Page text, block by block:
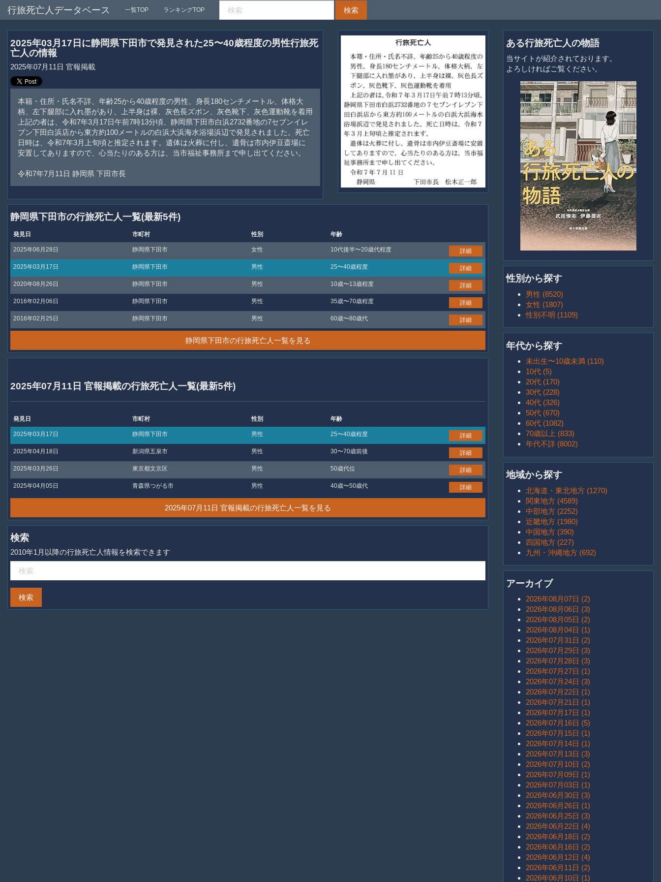
行旅死亡人データベース 一覧TOP ランキングTOP
2025年03月17日に静岡県下田市で発見された25〜40歳程度の男性行旅死
亡人の情報
2025年07月11日 官報掲載
本籍・住所・氏名不詳、年齢25から40歳程度の男性、身長180センチメートル、体格大
柄、左下腿部に入れ墨があり、上半身は裸、灰色長ズボン、灰色靴下、灰色運動靴を着用
上記の者は、令和7年3月17日午前7時13分頃、静岡県下田市白浜2732番地の7セブンイレ
ブン下田白浜店から東方約100メートルの白浜大浜海水浴場浜辺で発見されました。死亡
日時は、令和7年3月上旬頃と推定されます。遺体は火葬に付し、遺骨は市内伊豆斎場に
安置してありますので、心当たりのある方は、当市福祉事務所まで申し出てください。
令和7年7月11日 静岡県 下田市長
静岡県下田市の行旅死亡人一覧(最新5件)
発見日 市町村 性別 年齢
2025年06月28日 静岡県下田市 女性 10代後半〜20歳代程度 詳細
2025年03月17日 静岡県下田市 男性 25〜40歳程度 詳細
2020年08月26日 静岡県下田市 男性 10歳〜13歳程度 詳細
2016年02月06日 静岡県下田市 男性 35歳〜70歳程度 詳細
2016年02月25日 静岡県下田市 男性 60歳〜80歳代 詳細
静岡県下田市の行旅死亡人一覧を見る
2025年07月11日 官報掲載の行旅死亡人一覧(最新5件)
発見日 市町村 性別 年齢
2025年03月17日 静岡県下田市 男性 25〜40歳程度 詳細
2025年04月18日 新潟県五泉市 男性 30〜70歳前後 詳細
2025年03月26日 東京都文京区 男性 50歳代位 詳細
2025年04月05日 青森県つがる市 男性 40歳〜50歳代 詳細
2025年07月11日 官報掲載の行旅死亡人一覧を見る
検索
2010年1月以降の行旅死亡人情報を検索できます
ある行旅死亡人の物語
当サイトが紹介されております。
よろしければご覧ください。
性別から探す
男性 (8520)
女性 (1807)
性別不明 (1109)
年代から探す
未出生〜10歳未満 (110)
10代 (5)
20代 (170)
30代 (228)
40代 (326)
50代 (670)
60代 (1082)
70歳以上 (833)
年代不詳 (8002)
地域から探す
北海道・東北地方 (1270)
関東地方 (4589)
中部地方 (2252)
近畿地方 (1980)
中国地方 (390)
四国地方 (227)
九州・沖縄地方 (692)
アーカイブ
2026年08月07日 (2)
2026年08月06日 (3)
2026年08月05日 (2)
2026年08月04日 (1)
2026年07月31日 (2)
2026年07月29日 (3)
2026年07月28日 (3)
2026年07月27日 (1)
2026年07月24日 (3)
2026年07月22日 (1)
2026年07月21日 (1)
2026年07月17日 (1)
2026年07月16日 (5)
2026年07月15日 (1)
2026年07月14日 (1)
2026年07月13日 (3)
2026年07月10日 (2)
2026年07月09日 (1)
2026年07月03日 (1)
2026年06月30日 (3)
2026年06月26日 (1)
2026年06月25日 (3)
2026年06月22日 (4)
2026年06月18日 (2)
2026年06月16日 (2)
2026年06月12日 (4)
2026年06月11日 (2)
2026年06月10日 (1)